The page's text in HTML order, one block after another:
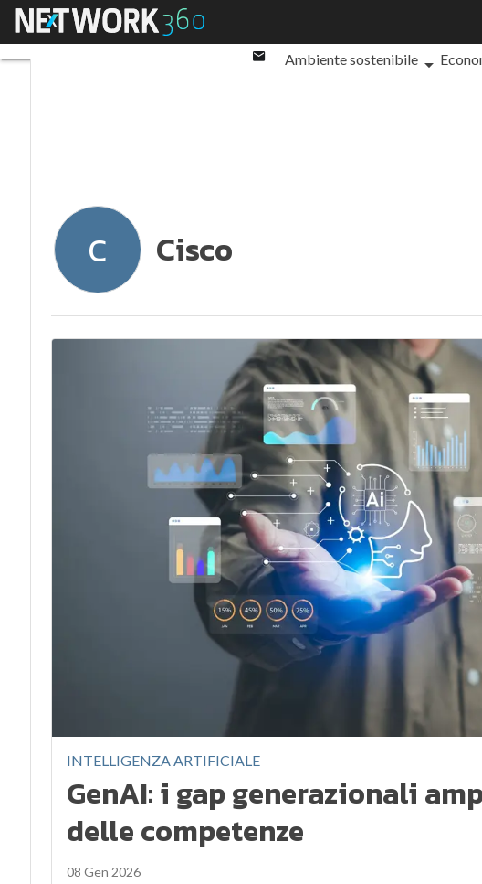
Menu
EmailAmbiente sostenibile
C Cisco
INTELLIGENZA ARTIFICIALE
GenAI: i gap generazionali
delle competenze
08 Gen 2026